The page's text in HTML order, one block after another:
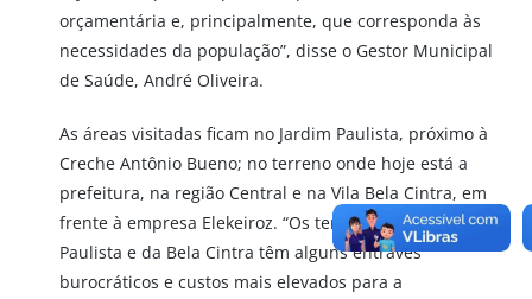
orçamentária e, principalmente, que corresponda às
necessidades da população”, disse o Gestor Municipal
de Saúde, André Oliveira.
As áreas visitadas ficam no Jardim Paulista, próximo à
Creche Antônio Bueno; no terreno onde hoje está a
prefeitura, na região Central e na Vila Bela Cintra, em
frente à empresa Elekeiroz. “Os terrenos do Jardim
Paulista e da Bela Cintra têm alguns entraves
burocráticos e custos mais elevados para a